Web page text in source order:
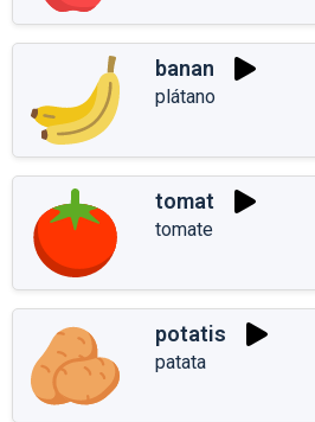
banan
plátano
tomat
tomate
potatis
patata